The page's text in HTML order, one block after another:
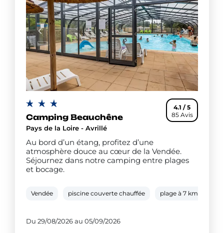
4.1 / 5
85 Avis
Camping Beauchêne
Pays de la Loire - Avrillé
Au bord d’un étang, profitez d’une
atmosphère douce au cœur de la Vendée.
Séjournez dans notre camping entre plages
et bocage.
Vendée piscine couverte chauffée plage à 7 km
Du 29/08/2026 au 05/09/2026